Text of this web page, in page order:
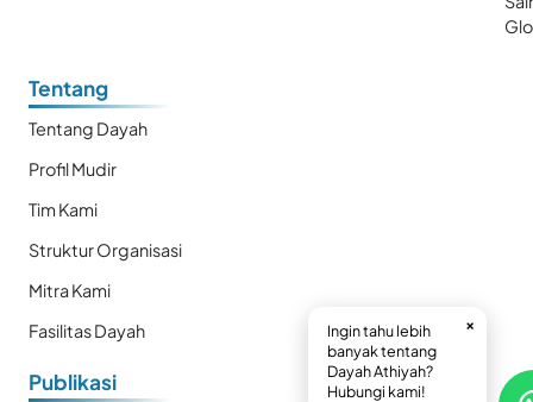
Tentang
Tentang Dayah
Profil Mudir
Tim Kami
Struktur Organisasi
Mitra Kami
Fasilitas Dayah
Publikasi
Ingin tahu lebih
banyak tentang
Dayah Athiyah?
Hubungi kami!
×